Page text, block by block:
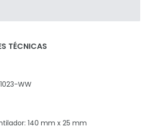
TÉCNICAS
WW
140 mm x 25 mm